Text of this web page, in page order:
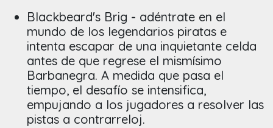
Blackbeard's Brig - adéntrate en el
mundo de los legendarios piratas e
intenta escapar de una inquietante celda
antes de que regrese el mismísimo
Barbanegra. A medida que pasa el
tiempo, el desafío se intensifica,
empujando a los jugadores a resolver las
pistas a contrarreloj.